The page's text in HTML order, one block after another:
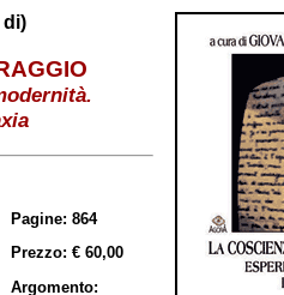
di)
Pagine: 864
Prezzo: € 60,00
Argomento: